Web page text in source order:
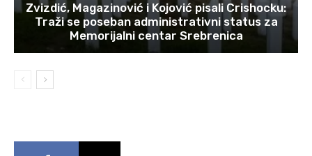
Zvizdić, Magazinović i Kojović pisali Crishocku:
Traži se poseban administrativni status za
Memorijalni centar Srebrenica